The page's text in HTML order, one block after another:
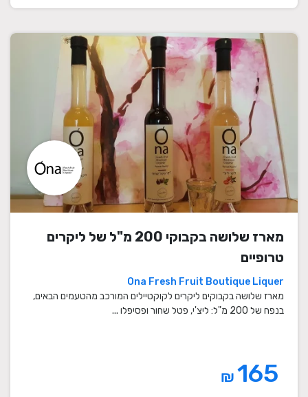
מארז שלושה בקבוקי 200 מ"ל של ליקרים
טרופיים
Ona Fresh Fruit Boutique Liquer
מארז שלושה בקבוקים ליקרים לקוקטיילים המורכב מהטעמים הבאים,
בנפח של 200 מ"ל: ליצ'י, פטל שחור ופסיפלו ...
₪